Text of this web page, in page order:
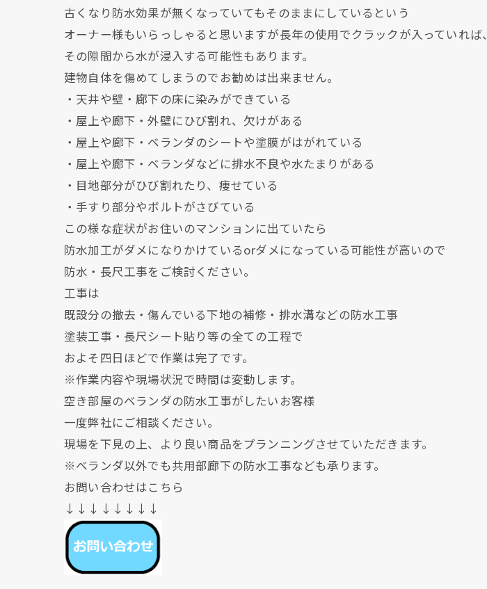
古くなり防水効果が無くなっていてもそのままにしているという
オーナー様もいらっしゃると思いますが長年の使用でクラックが入っていれば、
その隙間から水が浸入する可能性もあります。
建物自体を傷めてしまうのでお勧めは出来ません。
・天井や壁・廊下の床に染みができている
・屋上や廊下・外壁にひび割れ、欠けがある
・屋上や廊下・ベランダのシートや塗膜がはがれている
・屋上や廊下・ベランダなどに排水不良や水たまりがある
・目地部分がひび割れたり、痩せている
・手すり部分やボルトがさびている
この様な症状がお住いのマンションに出ていたら
防水加工がダメになりかけているorダメになっている可能性が高いので
防水・長尺工事をご検討ください。
工事は
既設分の撤去・傷んでいる下地の補修・排水溝などの防水工事
塗装工事・長尺シート貼り等の全ての工程で
およそ四日ほどで作業は完了です。
※作業内容や現場状況で時間は変動します。
空き部屋のベランダの防水工事がしたいお客様
一度弊社にご相談ください。
現場を下見の上、より良い商品をプランニングさせていただきます。
※ベランダ以外でも共用部廊下の防水工事なども承ります。
お問い合わせはこちら
↓↓↓↓↓↓↓↓